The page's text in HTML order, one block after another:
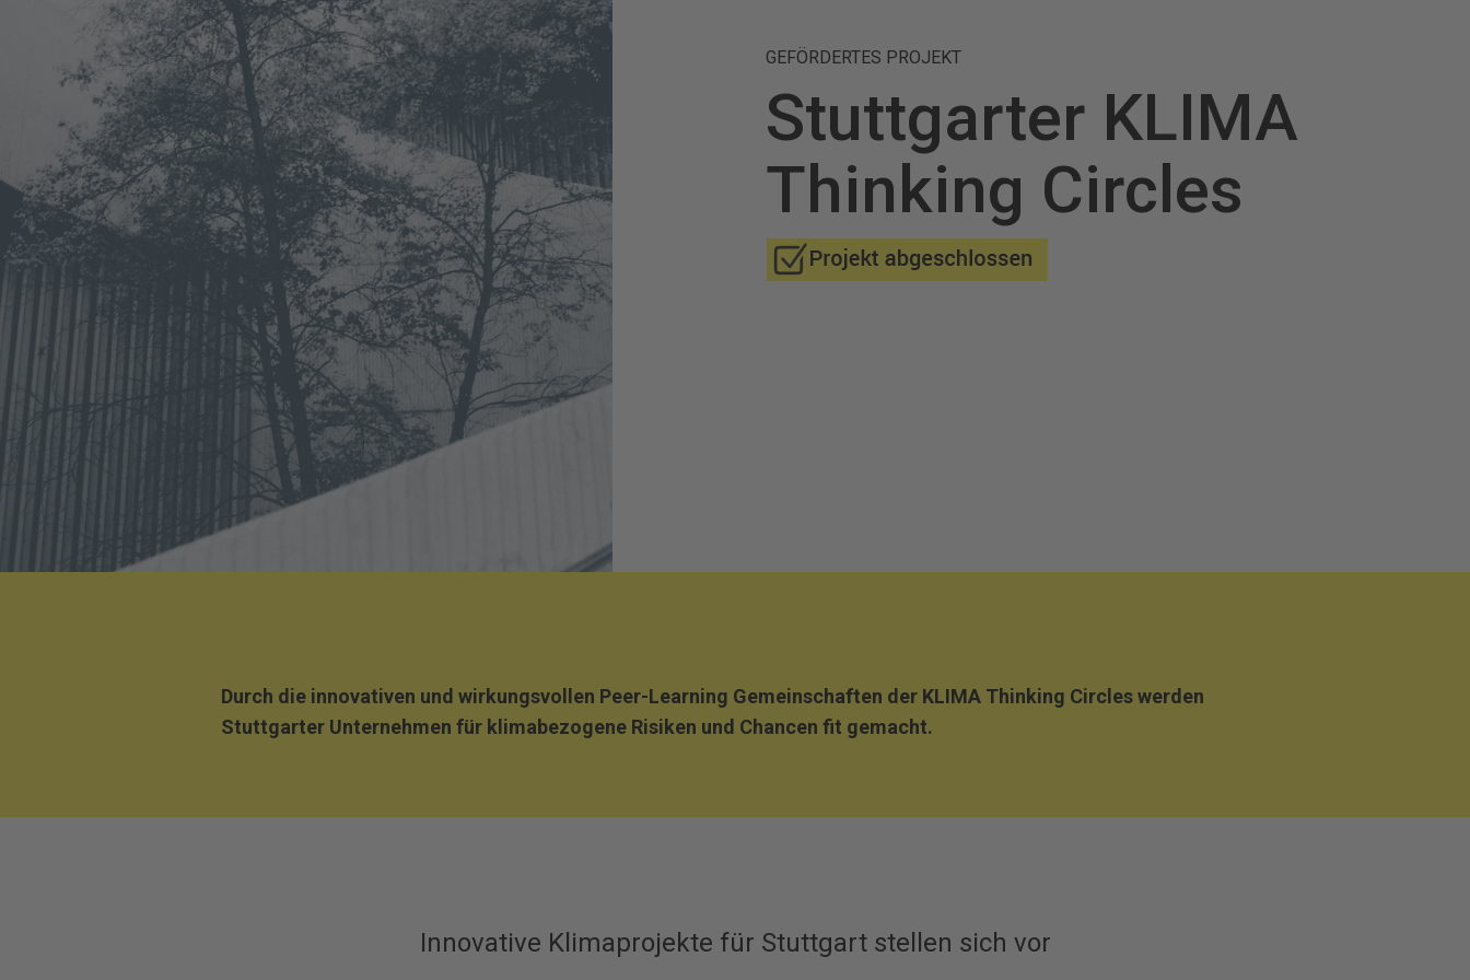
GEFÖRDERTES PROJEKT
Stuttgarter KLIMA
Thinking Circles
Durch die innovativen und wirkungsvollen Peer-Learning Gemeinschaften der KLIMA Thinking Circles werden
Stuttgarter Unternehmen für klimabezogene Risiken und Chancen fit gemacht.
Innovative Klimaprojekte für Stuttgart stellen sich vor